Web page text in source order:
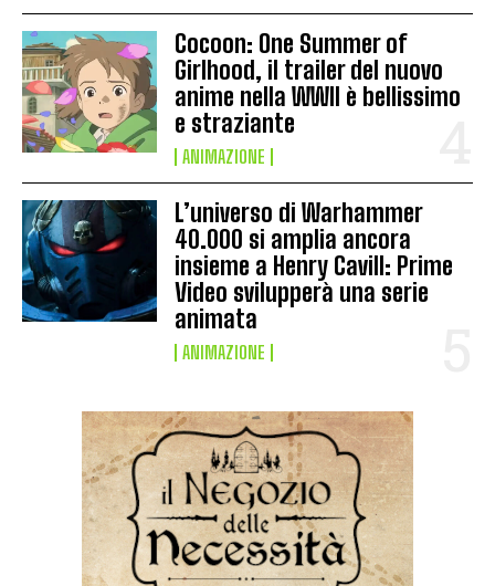
Cocoon: One Summer of
Girlhood, il trailer del nuovo
anime nella WWII è bellissimo
e straziante
ANIMAZIONE
L’universo di Warhammer
40.000 si amplia ancora
insieme a Henry Cavill: Prime
Video svilupperà una serie
animata
ANIMAZIONE